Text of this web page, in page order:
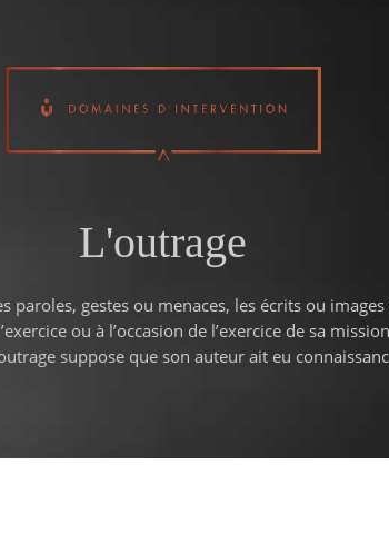
L'outrage
gestes ou menaces, les écrits ou
ou à l’occasion de l’exercice de sa
suppose que son auteur ait eu